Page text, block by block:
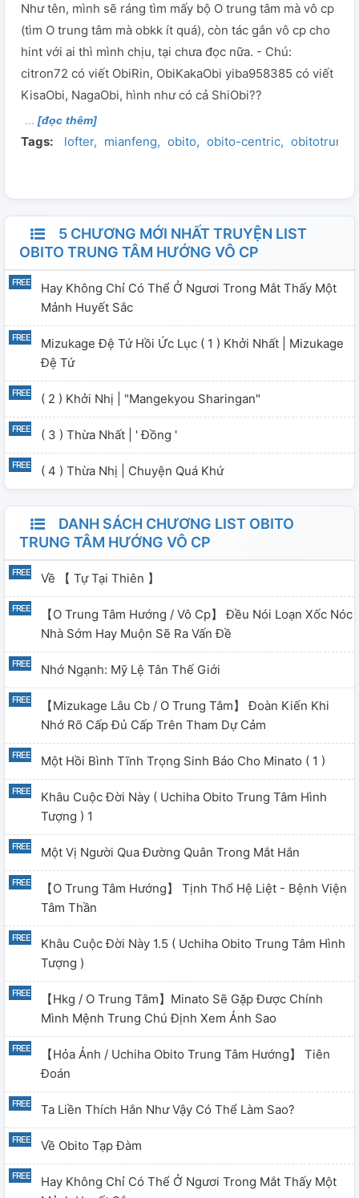
Như tên, mình sẽ ráng tìm mấy bộ O trung tâm mà vô cp
(tìm O trung tâm mà obkk ít quá), còn tác gắn vô cp cho
hint với ai thì mình chịu, tại chưa đọc nữa. - Chú:
citron72 có viết ObiRin, ObiKakaObi yiba958385 có viết
KisaObi, NagaObi, hình như có cả ShiObi??
[đọc thêm]
Tags: lofter mianfeng obito obito-centric
5 CHƯƠNG MỚI NHẤT TRUYỆN LIST
OBITO TRUNG TÂM HƯỚNG VÔ CP
Hay Không Chỉ Có Thể Ở Ngươi Trong Mắt Thấy Một
Mảnh Huyết Sắc
Mizukage Đệ Tứ Hồi Ức Lục ( 1 ) Khởi Nhất | Mizukage
Đệ Tứ
( 2 ) Khởi Nhị | "Mangekyou Sharingan"
( 3 ) Thừa Nhất | ' Đồng '
( 4 ) Thừa Nhị | Chuyện Quá Khứ
DANH SÁCH CHƯƠNG LIST OBITO
TRUNG TÂM HƯỚNG VÔ CP
Về 【 Tự Tại Thiên 】
【O Trung Tâm Hướng / Vô Cp】 Đều Nói Loạn Xốc Nóc
Nhà Sớm Hay Muộn Sẽ Ra Vấn Đề
Nhớ Ngạnh: Mỹ Lệ Tân Thế Giới
【Mizukage Lâu Cb / O Trung Tâm】 Đoàn Kiến Khi
Nhớ Rõ Cấp Đủ Cấp Trên Tham Dự Cảm
Một Hồi Bình Tĩnh Trọng Sinh Báo Cho Minato ( 1 )
Khâu Cuộc Đời Này ( Uchiha Obito Trung Tâm Hình
Tượng ) 1
Một Vị Người Qua Đường Quân Trong Mắt Hắn
【O Trung Tâm Hướng】 Tịnh Thổ Hệ Liệt - Bệnh Viện
Tâm Thần
Khâu Cuộc Đời Này 1.5 ( Uchiha Obito Trung Tâm Hình
Tượng )
【hkg / O Trung Tâm】Minato Sẽ Gặp Được Chính
Mình Mệnh Trung Chú Định Xem Ảnh Sao
【hỏa Ảnh / Uchiha Obito Trung Tâm Hướng】 Tiên
Đoán
Ta Liền Thích Hắn Như Vậy Có Thể Làm Sao?
Về Obito Tạp Đàm
Hay Không Chỉ Có Thể Ở Ngươi Trong Mắt Thấy Một